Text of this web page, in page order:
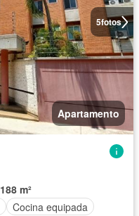
5fotos
Apartamento
188 m²
Cocina equipada